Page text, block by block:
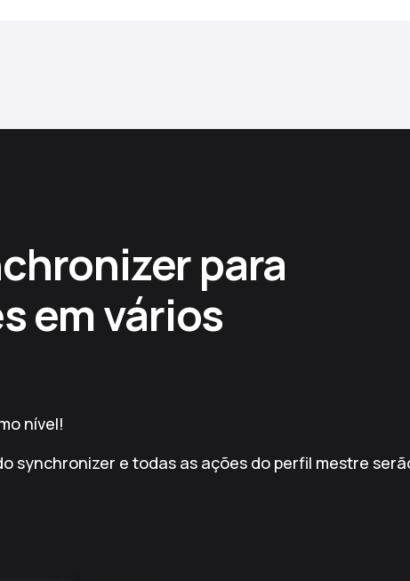
para
em vários
nível!
synchronizer e todas as ações do perfil mestre